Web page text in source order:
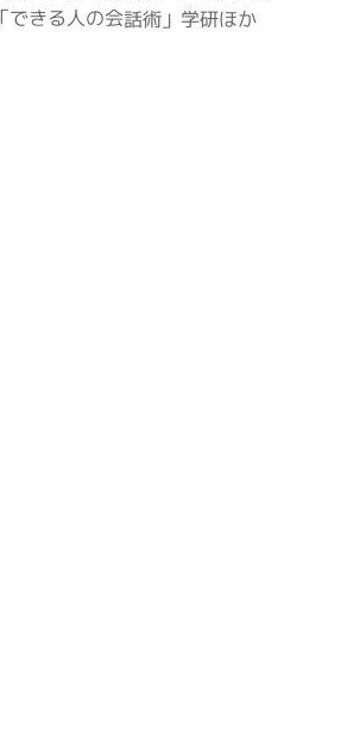
きる人の会話術」学研ほか